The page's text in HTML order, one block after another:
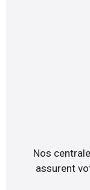
Nos
assurent